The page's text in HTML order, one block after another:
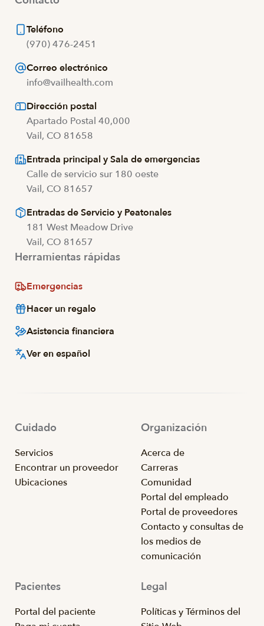
Teléfono
(970) 476-2451
Correo electrónico
info@vailhealth.com
Dirección postal
Apartado Postal 40,000
Vail, CO 81658
Entrada principal y Sala de emergencias
Calle de servicio sur 180 oeste
Vail, CO 81657
Entradas de Servicio y Peatonales
181 West Meadow Drive
Vail, CO 81657
Herramientas rápidas
Emergencias
Hacer un regalo
Asistencia financiera
Ver en español
Cuidado
Servicios
Encontrar un proveedor
Ubicaciones
Organización
Acerca de
Carreras
Comunidad
Portal del empleado
Portal de proveedores
Contacto y consultas de
los medios de
comunicación
Pacientes
Portal del paciente
Legal
Políticas y Términos del